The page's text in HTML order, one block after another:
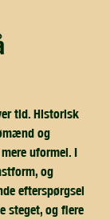
tid. Historisk
og
uformel. I
og
efterspørgsel
steget, og flere